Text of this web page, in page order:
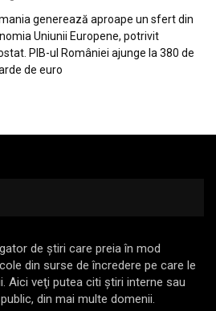
generează aproape un sfert din
Uniunii Europene, potrivit
PIB-ul României ajunge la 380 de
de euro
de ştiri care preia în mod
din surse de încredere pe care le
Aici veţi putea citi ştiri interne sau
din mai multe domenii.